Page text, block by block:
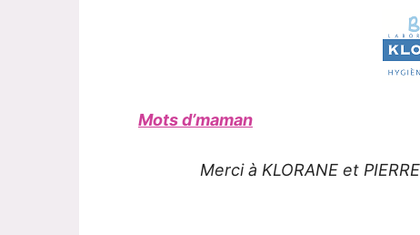
Mots d’maman
Merci à KLORANE et